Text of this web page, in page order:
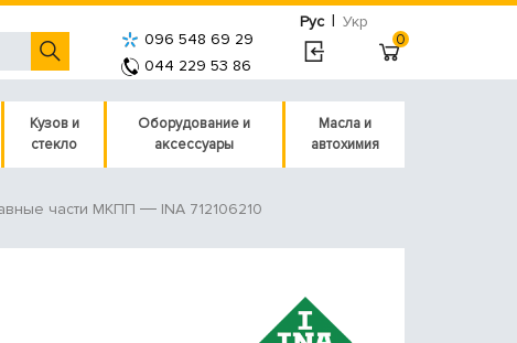
Рус | Укр
096 548 69 29
044 229 53 86
0
Кузов и
стекло
Оборудование и
аксессуары
Масла и
автохимия
части МКПП INA 712106210